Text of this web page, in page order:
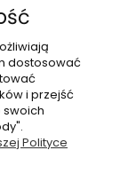
konto
Pomoc
dostosować
i przejść
Polityce